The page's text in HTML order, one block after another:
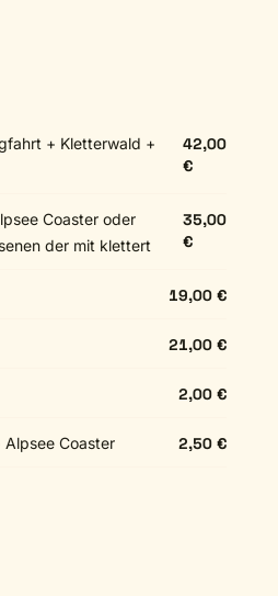
+ Kletterwald +
42,00
€
Coaster oder
der mit klettert
35,00
€
19,00 €
21,00 €
2,00 €
Coaster 2,50 €